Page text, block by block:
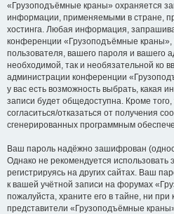
«Грузоподъёмные краны» охраняется
информации, применяемыми в стране,
хостинга. Любая информация,
конференции «Грузоподъёмные краны»,
пользователя, вашего пароля и вашего
необходимой, так и необязательной ко
администрации конференции
у вас есть возможность выбрать, какая
записи будет общедоступна. Кроме того,
согласиться/отказаться от получения
сгенерированных программным
Ваш пароль надёжно зашифрован
Однако не рекомендуется использовать
регистрируясь на других сайтах. Ваш
к вашей учётной записи на форумах
пожалуйста, храните его в тайне, ни при
представители «Грузоподъёмные